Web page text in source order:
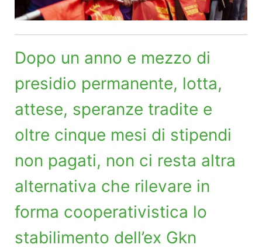
Dopo un anno e mezzo di
presidio permanente, lotta,
attese, speranze tradite e
oltre cinque mesi di stipendi
non pagati, non ci resta altra
alternativa che rilevare in
forma cooperativistica lo
stabilimento dell’ex Gkn